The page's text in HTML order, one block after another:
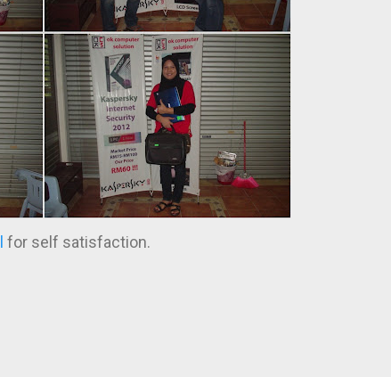
for self satisfaction.